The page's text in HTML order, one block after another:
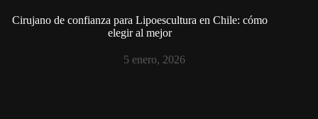
Cirujano de confianza para Lipoescultura en Chile: cómo
elegir al mejor
5 enero, 2026